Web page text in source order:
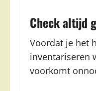
Check altijd
Voordat je het
inventariseren
voorkomt